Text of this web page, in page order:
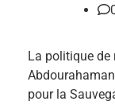
La politique de
pour la